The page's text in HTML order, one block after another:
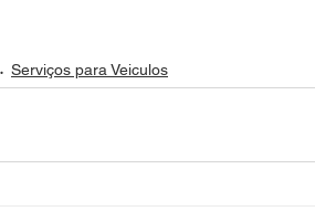
Serviços para Veiculos